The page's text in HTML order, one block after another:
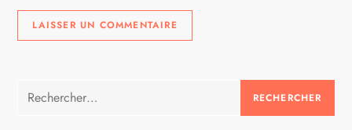
Rechercher :